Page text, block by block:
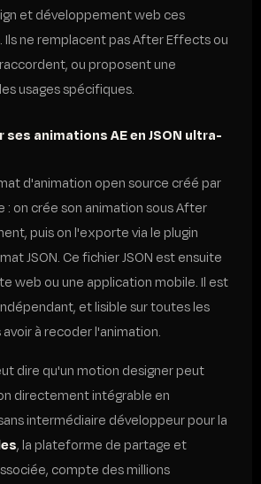
et développement web ces
Ils ne remplacent pas After Effects ou
ou proposent une
usages spécifiques.
animations AE en JSON ultra-
d'animation open source créé par
: on crée son animation sous After
puis on l'exporte via le plugin
JSON. Ce fichier JSON est ensuite
web ou une application mobile. Il est
et lisible sur toutes les
à recoder l'animation.
dire qu'un motion designer peut
directement intégrable en
intermédiaire développeur pour la
, la plateforme de partage et
compte des millions